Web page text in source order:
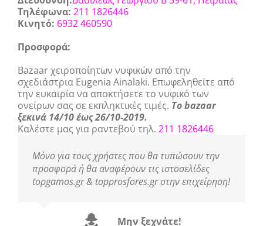
Τηλέφωνα: 211 1826446
Κινητό: 6932 460590
Προσφορά:
Bazaar χειροποίητων νυφικών από την
σχεδιάστρια Eugenia Ainalaki. Επωφεληθείτε από
την ευκαιρία να αποκτήσετε το νυφικό των
ονείρων σας σε εκπληκτικές τιμές. Το bazaar
ξεκινά 14/10 έως 26/10-2019.
Καλέστε μας για ραντεβού τηλ. 211 1826446
Μόνο για τους χρήστες που θα τυπώσουν την
προσφορά ή θα αναφέρουν τις ιστοσελίδες
topgamos.gr & topprosfores.gr στην επιχείρηση!
Μην ξεχνάτε!